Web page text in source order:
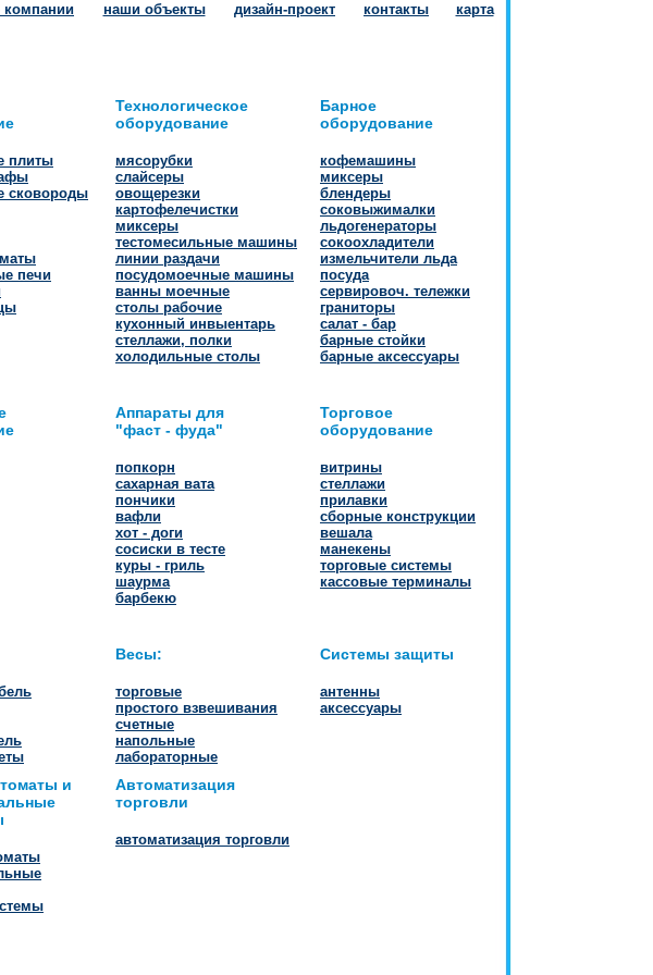
компании наши объекты дизайн-проект контакты карта
плиты
сковороды
печи
Технологическое
оборудование
мясорубки
слайсеры
овощерезки
картофелечистки
миксеры
тестомесильные машины
линии раздачи
посудомоечные машины
ванны моечные
столы рабочие
кухонный инвыентарь
стеллажи, полки
холодильные столы
Барное
оборудование
кофемашины
миксеры
блендеры
соковыжималки
льдогенераторы
сокоохладители
измельчители льда
посуда
сервировоч. тележки
граниторы
салат - бар
барные стойки
барные аксессуары
Аппараты для
"фаст - фуда"
попкорн
сахарная вата
пончики
вафли
хот - доги
сосиски в тесте
куры - гриль
шаурма
барбекю
Торговое
оборудование
витрины
стеллажи
прилавки
сборные конструкции
вешала
манекены
торговые системы
кассовые терминалы
Весы:
торговые
простого взвешивания
счетные
напольные
лабораторные
Системы защиты
антенны
аксессуары
и
Автоматизация
торговли
автоматизация торговли